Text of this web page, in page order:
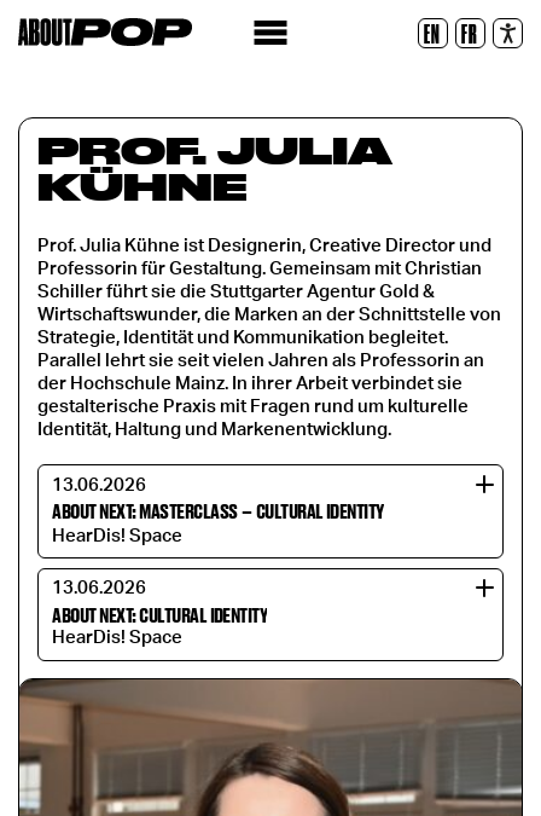
EN FR
Zurücksetzen
PROF. JULIA
KÜHNE
Prof. Julia Kühne ist Designerin, Creative Director und
Professorin für Gestaltung. Gemeinsam mit Christian
Schiller führt sie die Stuttgarter Agentur Gold &
Wirtschaftswunder, die Marken an der Schnittstelle von
Strategie, Identität und Kommunikation begleitet.
Parallel lehrt sie seit vielen Jahren als Professorin an
der Hochschule Mainz. In ihrer Arbeit verbindet sie
gestalterische Praxis mit Fragen rund um kulturelle
Identität, Haltung und Markenentwicklung.
13.06.2026
ABOUT NEXT: MASTERCLASS–CULTURAL IDENTITY
HearDis! Space
13.06.2026
ABOUT NEXT: CULTURAL IDENTITY
HearDis! Space